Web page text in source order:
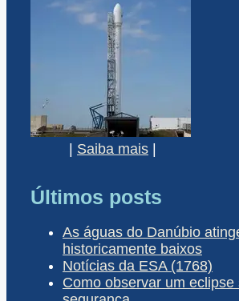
| Saiba mais |
Últimos posts
As águas do Danúbio
historicamente baixos
Notícias da ESA (1768)
Como observar um eclipse